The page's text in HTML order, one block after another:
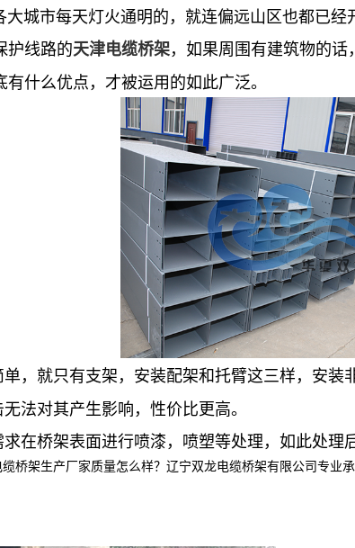
市每天灯火通明的，就连偏远山区也都已经
护线路的天津电缆桥架，如果周围有建筑物的话，
什么优点，才被运用的如此广泛。
，就只有支架，安装配架和托臂这三样，安
对其产生影响，性价比更高。
桥架表面进行喷漆，喷塑等处理，如此处理
桥架生产厂家质量怎么样？辽宁双龙电缆桥架有限公司专